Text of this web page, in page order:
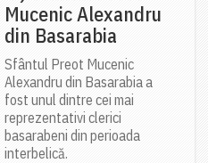
Mucenic Alexandru
din Basarabia
Sfântul Preot Mucenic
Alexandru din Basarabia a
fost unul dintre cei mai
reprezentativi clerici
basarabeni din perioada
interbelică.